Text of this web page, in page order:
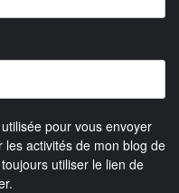
pour vous envoyer
activités de mon blog de
utiliser le lien de